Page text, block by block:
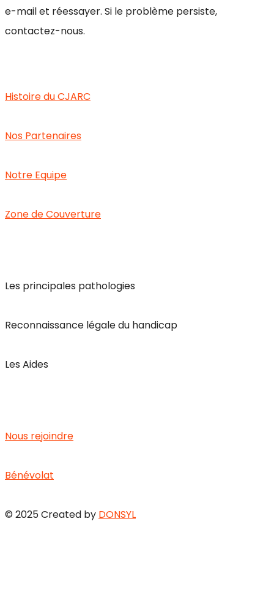
e-mail et réessayer. Si le problème persiste,
contactez-nous.
Histoire du CJARC
Nos Partenaires
Notre Equipe
Zone de Couverture
Les principales pathologies
Reconnaissance légale du handicap
Les Aides
Nous rejoindre
Bénévolat
© 2025 Created by DONSYL